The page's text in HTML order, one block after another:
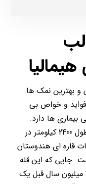
هیمالیا
و بهترین نمک ها
و خواص بی
بیماری ها دارد.
هیمالیا، بلندترین کوهستان دنیا که به طول 2400 کیلومتر در
قاره ای هندوستان
جایی که این قله
های سرکش سر به فلک کشیده اند، 250 میلیون سال قبل یک